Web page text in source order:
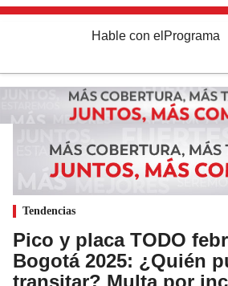
Hable con el Programa
Tendencias
Pico y placa TODO
Bogotá 2025: ¿Quién
transitar? Multa por